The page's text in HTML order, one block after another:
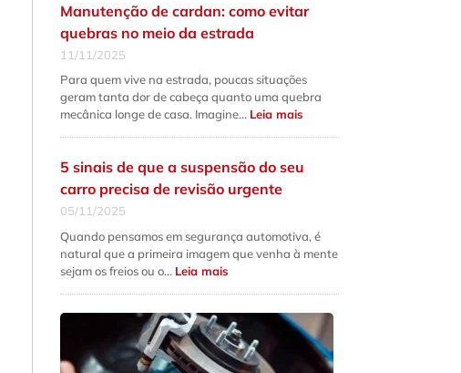
oficina
baixo
Manutenção de cardan: como evitar
quebras no meio da estrada
11/11/2025
Para quem vive na estrada, poucas situações
geram tanta dor de cabeça quanto uma quebra
mecânica longe de casa. Imagine… Leia mais:
Manutenção
de
evitar
estrada
5 sinais de que a suspensão do seu
carro precisa de revisão urgente
05/11/2025
Quando pensamos em segurança automotiva, é
natural que a primeira imagem que venha à mente
sejam os freios ou o… Leia mais:
5
sinais
que
a
suspensão
do
seu